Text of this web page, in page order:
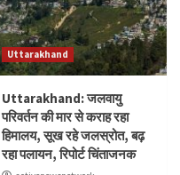
Uttarakhand
Uttarakhand: जलवायु
परिवर्तन की मार से कराह रहा
हिमालय, सूख रहे जलस्रोत, बढ़
रहा पलायन, रिपोर्ट चिंताजनक